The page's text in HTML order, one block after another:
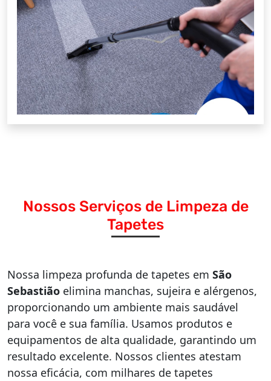
Nossos Serviços de Limpeza de
Tapetes
Nossa limpeza profunda de tapetes em São
Sebastião elimina manchas, sujeira e alérgenos,
proporcionando um ambiente mais saudável
para você e sua família. Usamos produtos e
equipamentos de alta qualidade, garantindo um
resultado excelente. Nossos clientes atestam
nossa eficácia, com milhares de tapetes